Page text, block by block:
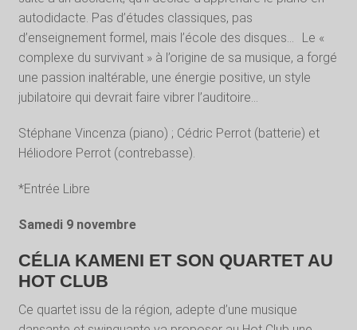
autodidacte. Pas d’études classiques, pas
d’enseignement formel, mais l’école des disques… Le «
complexe du survivant » à l’origine de sa musique, a forgé
une passion inaltérable, une énergie positive, un style
jubilatoire qui devrait faire vibrer l’auditoire…
Stéphane Vincenza (piano) ; Cédric Perrot (batterie) et
Héliodore Perrot (contrebasse).
*Entrée Libre
Samedi 9 novembre
CÉLIA KAMENI ET SON QUARTET AU
HOT CLUB
Ce quartet issu de la région, adepte d’une musique